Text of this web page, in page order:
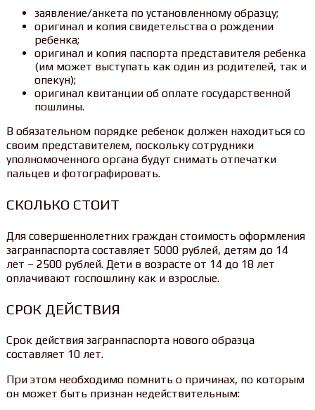
заявление/анкета по установленному образцу;
оригинал и копия свидетельства о рождении
ребенка;
оригинал и копия паспорта представителя ребенка
(им может выступать как один из родителей, так и
опекун);
оригинал квитанции об оплате государственной
пошлины.
В обязательном порядке ребенок должен находиться со
своим представителем, поскольку сотрудники
уполномоченного органа будут снимать отпечатки
пальцев и фотографировать.
СКОЛЬКО СТОИТ
Для совершеннолетних граждан стоимость оформления
загранпаспорта составляет 5000 рублей, детям до 14
лет – 2500 рублей. Дети в возрасте от 14 до 18 лет
оплачивают госпошлину как и взрослые.
СРОК ДЕЙСТВИЯ
Срок действия загранпаспорта нового образца
составляет 10 лет.
При этом необходимо помнить о причинах, по которым
он может быть признан недействительным: